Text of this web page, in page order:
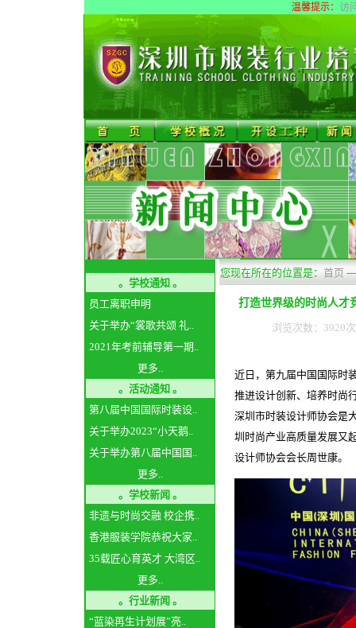
温馨提示： 访
。学校通知 。
员工离职申明
关于举办“裳歌共颂 礼..
2021年考前辅导第一期..
更多..
。活动通知 。
第八届中国国际时装设..
关于举办2023“小天鹅..
关于举办第八届中国国..
更多..
。学校新闻 。
非遗与时尚交融 校企携..
香港服装学院恭祝大家..
35载匠心育英才 大湾区..
更多..
。行业新闻 。
“蓝染再生计划展”亮..
您现在所在的位置是： 首页
打造世界级的时尚人
浏览次数：3920
近日，第九届中国国际时
推进设计创新、培养时尚
深圳市时装设计师协会是
圳时尚产业高质量发展又
设计师协会会长周世康。